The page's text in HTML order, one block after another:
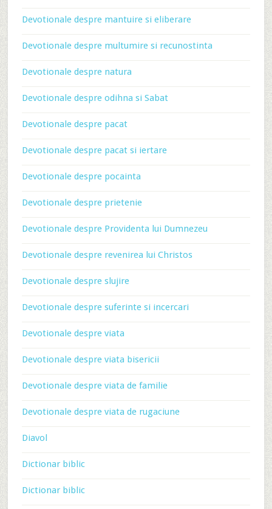
Devotionale despre mantuire si eliberare
Devotionale despre multumire si recunostinta
Devotionale despre natura
Devotionale despre odihna si Sabat
Devotionale despre pacat
Devotionale despre pacat si iertare
Devotionale despre pocainta
Devotionale despre prietenie
Devotionale despre Providenta lui Dumnezeu
Devotionale despre revenirea lui Christos
Devotionale despre slujire
Devotionale despre suferinte si incercari
Devotionale despre viata
Devotionale despre viata bisericii
Devotionale despre viata de familie
Devotionale despre viata de rugaciune
Diavol
Dictionar biblic
Dictionar biblic